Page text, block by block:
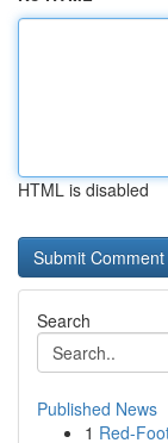
HTML is disabled
Search
Published News
1 Red-